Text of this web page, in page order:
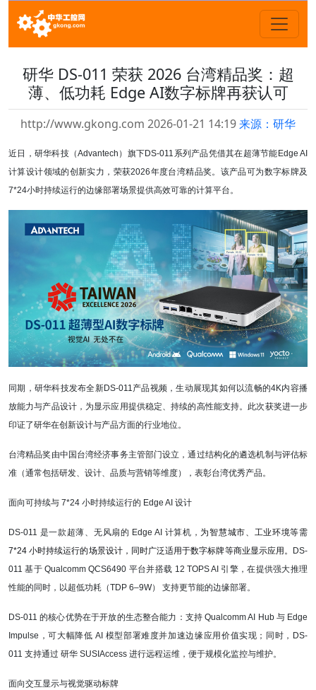
研华 DS-011 荣获 2026 台湾精品奖：超
薄、低功耗 Edge AI数字标牌再获认可
http://www.gkong.com 2026-01-21 14:19来源：研华
近日，研华科技（Advantech）旗下DS-011系列产品凭借其在超薄节能Edge AI
计算设计领域的创新实力，荣获2026年度台湾精品奖。该产品可为数字标牌及
7*24小时持续运行的边缘部署场景提供高效可靠的计算平台。
同期，研华科技发布全新DS-011产品视频，生动展现其如何以流畅的4K内容播
放能力与产品设计，为显示应用提供稳定、持续的高性能支持。此次获奖进一步
印证了研华在创新设计与产品方面的行业地位。
台湾精品奖由中国台湾经济事务主管部门设立，通过结构化的遴选机制与评估标
准（通常包括研发、设计、品质与营销等维度），表彰台湾优秀产品。
面向可持续与 7*24 小时持续运行的 Edge AI 设计
DS-011 是一款超薄、无风扇的 Edge AI 计算机， 为智慧城市、工业环境等需
7*24 小时持续运行的场景设计，同时广泛适用于数字标牌等商业显示应用。
DS-
011基于 Qualcomm QCS6490 平台并搭载 12 TOPS AI 引擎，在提供强大推理
性能的同时，以超低功耗（TDP 6–9W） 支持更节能的边缘部署。
DS-011的核心优势在于开放的生态整合能力：支持 Qualcomm AI Hub 与 Edge
Impulse，可大幅降低 AI 模型部署难度并加速边缘应用价值实现；同时，DS-
011 支持通过 研华 SUSIAccess 进行远程运维，便于规模化监控与维护。
面向交互显示与视觉驱动标牌